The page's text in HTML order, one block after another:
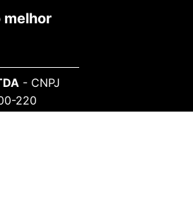
melhor
- CNPJ
220